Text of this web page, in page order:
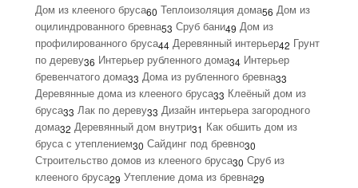
Дом из клееного бруса60 Теплоизоляция дома56 Дом из
оцилиндрованного бревна53 Сруб бани49 Дом из
профилированного бруса44 Деревянный интерьер42 Грунт
по дереву36 Интерьер рубленного дома34 Интерьер
бревенчатого дома33 Дома из рубленного бревна33
Деревянные дома из клееного бруса33 Клеёный дом из
бруса33 Лак по дереву33 Дизайн интерьера загородного
дома32 Деревянный дом внутри31 Как обшить дом из
бруса с утеплением30 Сайдинг под бревно30
Строительство домов из клееного бруса30 Сруб из
клееного бруса29 Утепление дома из бревна29